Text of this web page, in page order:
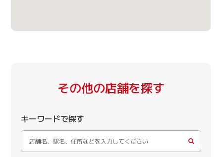
その他の店舗を探す
キーワードで探す